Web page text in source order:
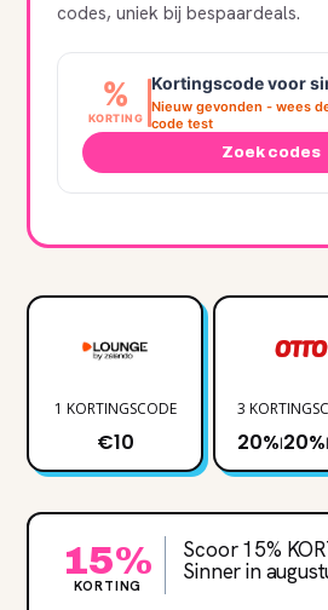
codes, uniek bij bespaardeals.
%
KORTING
Kortingscode voor
Nieuw gevonden - wees
code test
Zoek codes
1 KORTINGSCODE
€10
3
20%|20%|
15%
KORTING
Scoor 15%
Sinner in